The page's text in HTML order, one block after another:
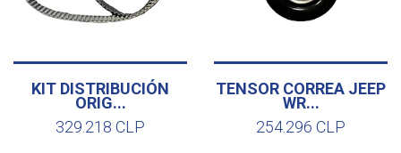
KIT DISTRIBUCIÓN
ORIG...
329.218 CLP
TENSOR CORREA JEEP
WR...
254.296 CLP